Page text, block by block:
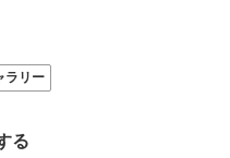
ラリー
る